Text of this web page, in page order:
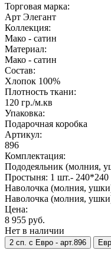
Торговая марка:
Арт Элегант
Коллекция:
Мако - сатин
Материал:
Мако - сатин
Состав:
Хлопок 100%
Плотность ткани:
120 гр./м.кв
Упаковка:
Подарочная коробка
Артикул:
896
Комплектация:
Пододеяльник (молния,
Простыня: 1 шт.- 240*240
Наволочка (молния,
Наволочка (молния,
Цена:
8 955 руб.
Нет в наличии
2 сп. с Евро - арт.896